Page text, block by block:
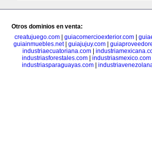
Otros dominios en venta:
creatujuego.com| guiacomercioexterior.com|
guiainmuebles.net| guiajujuy.com|
industriaecuatoriana.com|
industriasforestales.com
industriasmexico.com
industriasparaguayas.com